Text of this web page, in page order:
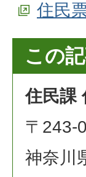
住民
この
住民課
〒243-
神奈川